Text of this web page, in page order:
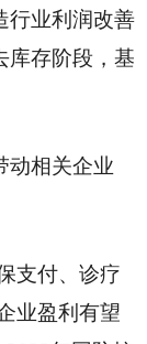
行业利润改善
库存阶段，基
动相关企业
支付、诊疗
业盈利有望